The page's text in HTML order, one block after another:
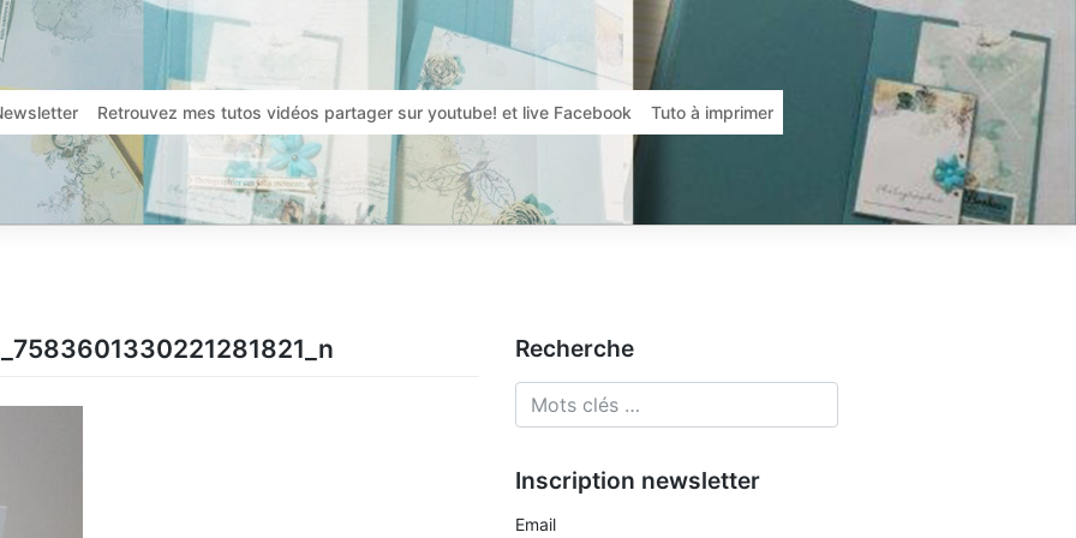
Retrouvez mes tutos vidéos partager sur youtube! et live Facebook Tuto à imprimer
Recherche
Inscription newsletter
Email